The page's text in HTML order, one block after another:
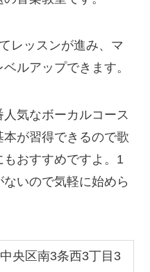
レッスンが進み、マ
ルアップできます。
気なボーカルコース
が習得できるので歌
おすすめですよ。1
いので気軽に始めら
央区南3条西3丁目3